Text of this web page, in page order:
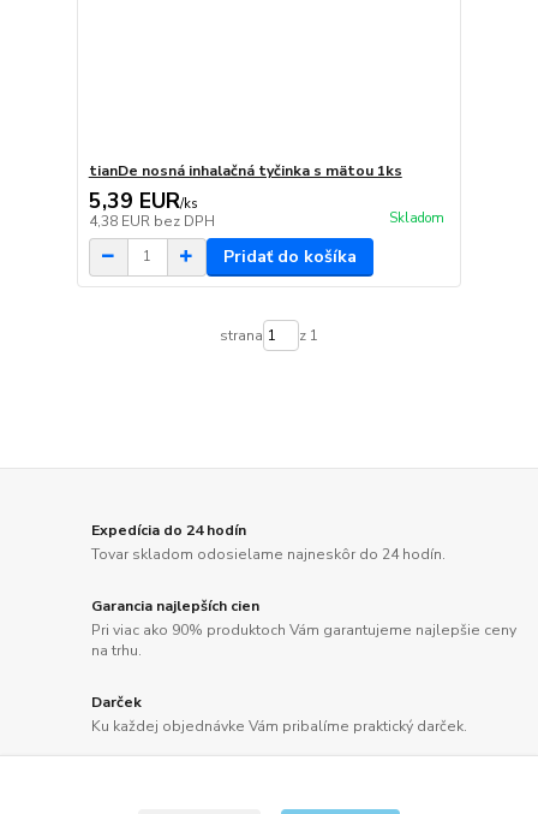
tianDe nosná inhalačná tyčinka s mätou 1ks
5,39 EUR/ks
4,38 EUR bez DPH Skladom
Pridať do košíka
strana z 1
Expedícia do 24 hodín
Tovar skladom odosielame najneskôr do 24 hodín.
Garancia najlepších cien
Pri viac ako 90% produktoch Vám garantujeme najlepšie ceny
na trhu.
Darček
Ku každej objednávke Vám pribalíme praktický darček.